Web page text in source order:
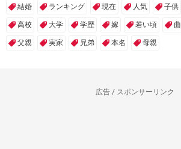
結婚 ランキング 現在 人気 子供
高校 大学 学歴 嫁 若い頃 曲
父親 実家 兄弟 本名 母親
広告 / スポンサーリンク